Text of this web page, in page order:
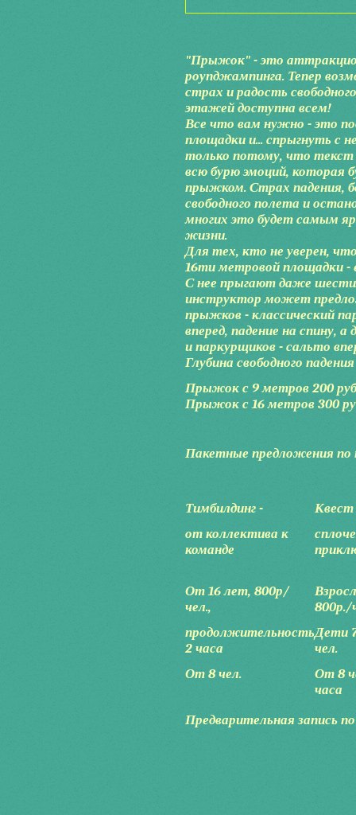
"Прыжок" - это
роупджампинга. Тепер
страх и радость
этажей доступна всем!
Все что вам нужно - это
площадки и... спрыгнуть с
только потому, что текст
всю бурю эмоций, которая
прыжком. Страх падения,
свободного полета и
многих это будет самым
жизни.
Для тех, кто не уверен,
16ти метровой площадки
С нее прыгают даже
инструктор может
прыжков - классический
вперед, падение на спину,
и паркурщиков - сальто
Глубина свободного
Прыжок с 9 метров 200
Прыжок с 16 метров 300
Пакетные предложения по
Тимбилдинг -
от коллектива к
команде
Квест
От 16 лет, 800р/
чел.,
продолжительность
2 часа
От 8 чел.
800р./
Дети
чел.
От 8
часа
Предварительная запись